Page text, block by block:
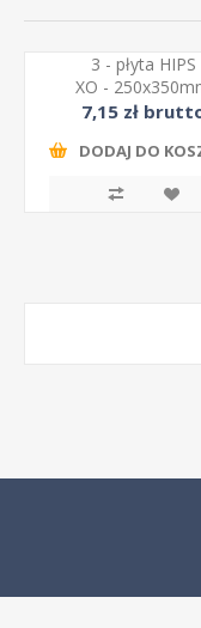
3 - płyta HIPS
XO -
7,15 zł
DODAJ DO